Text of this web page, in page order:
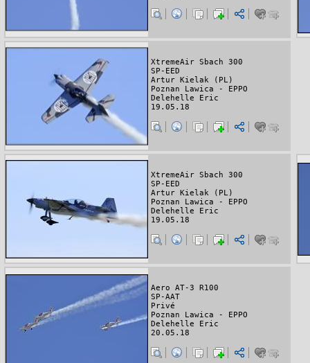
XtremeAir Sbach 300
SP-EED
Artur Kielak (PL)
Poznan Lawica - EPPO
Delehelle Eric
19.05.18
XtremeAir Sbach 300
SP-EED
Artur Kielak (PL)
Poznan Lawica - EPPO
Delehelle Eric
19.05.18
Aero AT-3 R100
SP-AAT
Privé
Poznan Lawica - EPPO
Delehelle Eric
20.05.18